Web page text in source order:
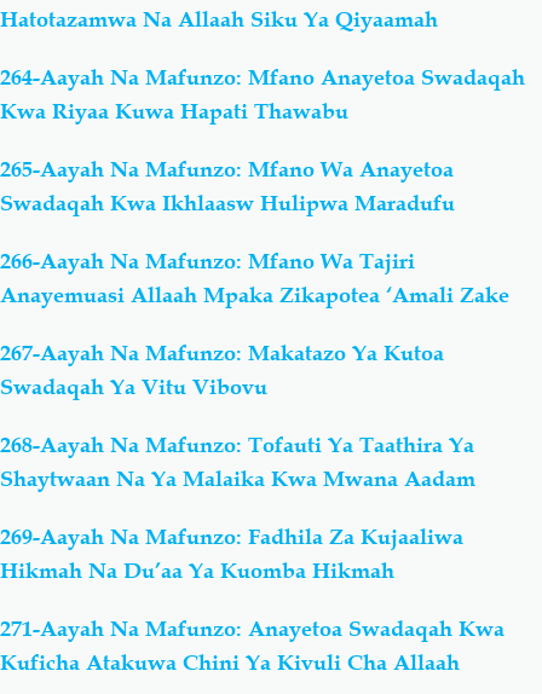
Hatotazamwa Na Allaah Siku Ya Qiyaamah
264-Aayah Na Mafunzo: Mfano Anayetoa Swadaqah
Kwa Riyaa Kuwa Hapati Thawabu
265-Aayah Na Mafunzo: Mfano Wa Anayetoa
Swadaqah Kwa Ikhlaasw Hulipwa Maradufu
266-Aayah Na Mafunzo: Mfano Wa Tajiri
Anayemuasi Allaah Mpaka Zikapotea ‘Amali Zake
267-Aayah Na Mafunzo: Makatazo Ya Kutoa
Swadaqah Ya Vitu Vibovu
268-Aayah Na Mafunzo: Tofauti Ya Taathira Ya
Shaytwaan Na Ya Malaika Kwa Mwana Aadam
269-Aayah Na Mafunzo: Fadhila Za Kujaaliwa
Hikmah Na Du’aa Ya Kuomba Hikmah
271-Aayah Na Mafunzo: Anayetoa Swadaqah Kwa
Kuficha Atakuwa Chini Ya Kivuli Cha Allaah